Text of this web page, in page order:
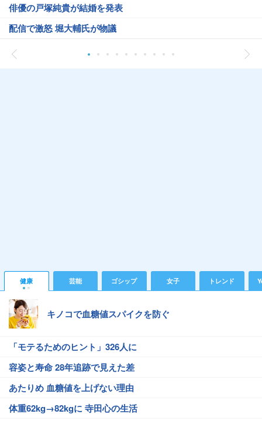
俳優の戸塚純貴が結婚を発表
配信で激怒 堀大輔氏が物議
健康 芸能 ゴシップ 女子 トレンド
キノコで血糖値スパイクを防ぐ
「モテるためのヒント」326人に
容姿と寿命 28年追跡で見えた差
あたりめ 血糖値を上げない理由
体重62kg→82kgに 寺田心の生活